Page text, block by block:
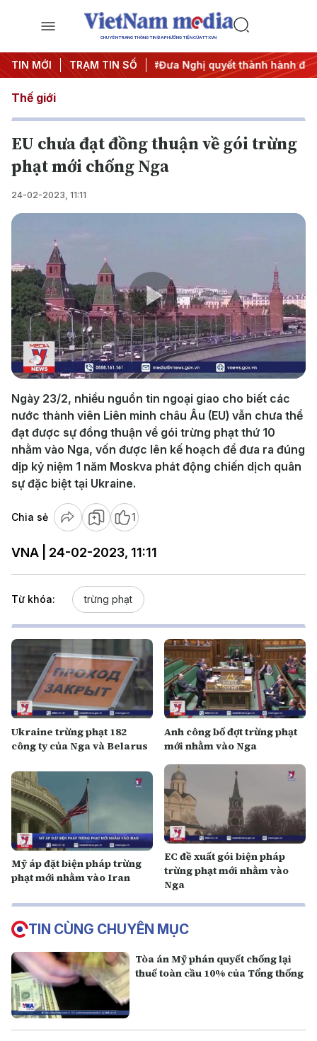
CHUYÊN TRANG THÔNG TIN ĐA PHƯƠNG TIỆN CỦA TTXVN
TIN MỚI TRẠM TIN SỐ
3 #APEC 2027 #Đưa Nghị quyết thành hành động
Thế giới
EU chưa đạt đồng thuận về gói trừng
phạt mới chống Nga
24-02-2023, 11:11
Play
Video
Ngày 23/2, nhiều nguồn tin ngoại giao cho biết các
nước thành viên Liên minh châu Âu (EU) vẫn chưa thể
đạt được sự đồng thuận về gói trừng phạt thứ 10
nhằm vào Nga, vốn được lên kế hoạch để đưa ra đúng
dịp kỷ niệm 1 năm Moskva phát động chiến dịch quân
sự đặc biệt tại Ukraine.
Chia sẻ 1
VNA | 24-02-2023, 11:11
Từ khóa: trừng phạt
Ukraine trừng phạt 182
công ty của Nga và Belarus
Anh công bố đợt trừng phạt
mới nhằm vào Nga
Mỹ áp đặt biện pháp trừng
phạt mới nhằm vào Iran
EC đề xuất gói biện pháp
trừng phạt mới nhằm vào
Nga
TIN CÙNG CHUYÊN MỤC
Tòa án Mỹ phán quyết chống lại
thuế toàn cầu 10% của Tổng thống